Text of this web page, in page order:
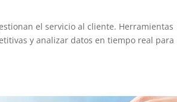
el servicio al cliente. Herramientas
y analizar datos en tiempo real para